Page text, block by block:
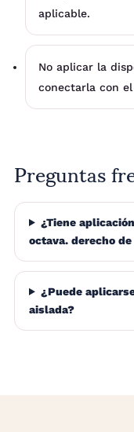
aplicable.
No aplicar la
conectarla con
Preguntas
¿Tiene
octava. derecho
¿Puede
aislada?